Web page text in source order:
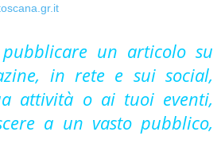
un articolo su
in rete e sui social,
attività o ai tuoi eventi,
a un vasto pubblico,